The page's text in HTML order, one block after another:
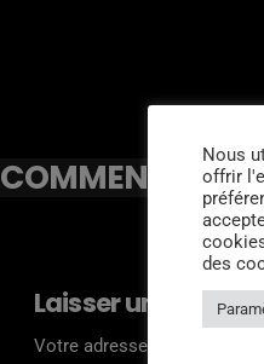
COMMENTAIRES
Laisser une
Votre adresse email ne
Nous
offrir
des